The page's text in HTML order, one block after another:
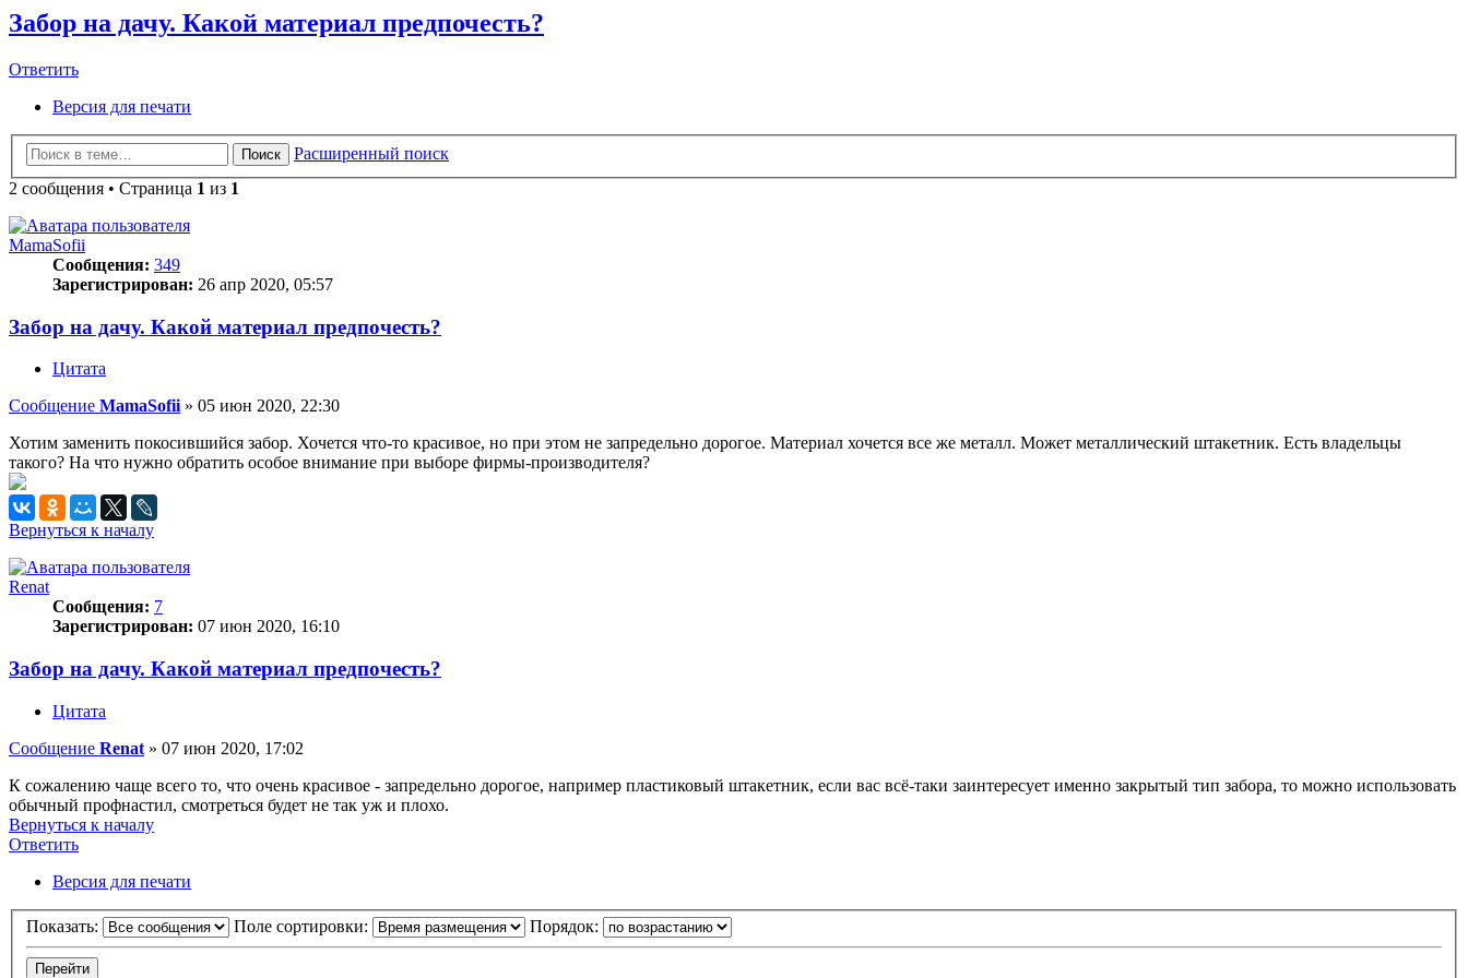
Забор на дачу. Какой материал предпочесть?
Ответить
Ответить
Версия для печати
Поиск
Расширенный поиск
2 сообщения • Страница 1 из 1
MamaSofii
Сообщения: 349
Зарегистрирован: 26 апр 2020, 05:57
Забор на дачу. Какой материал предпочесть?
Цитата
Сообщение MamaSofii » 05 июн 2020, 22:30
Хотим заменить покосившийся забор. Хочется что-то красивое, но при этом не запредельно дорогое. Материал хочется все же металл. Может металлический штакетник. Есть владельцы
такого? На что нужно обратить особое внимание при выборе фирмы-производителя?
Вернуться к началу
Renat
Сообщения: 7
Зарегистрирован: 07 июн 2020, 16:10
Забор на дачу. Какой материал предпочесть?
Цитата
Сообщение Renat » 07 июн 2020, 17:02
К сожалению чаще всего то, что очень красивое - запредельно дорогое, например пластиковый штакетник, если вас всё-таки заинтересует именно закрытый тип забора, то можно использовать
обычный профнастил, смотреться будет не так уж и плохо.
Вернуться к началу
Ответить
Ответить
Версия для печати
Показать: Поле сортировки: Порядок: